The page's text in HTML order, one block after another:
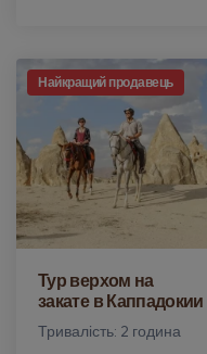
Найкращий продавець
Тур верхом на
закате в Каппадокии
Тривалість: 2 година